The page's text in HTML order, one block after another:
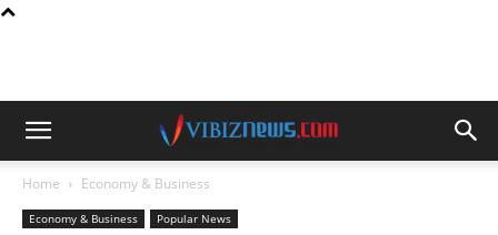
Home Economy & Business
Economy & Business Popular News